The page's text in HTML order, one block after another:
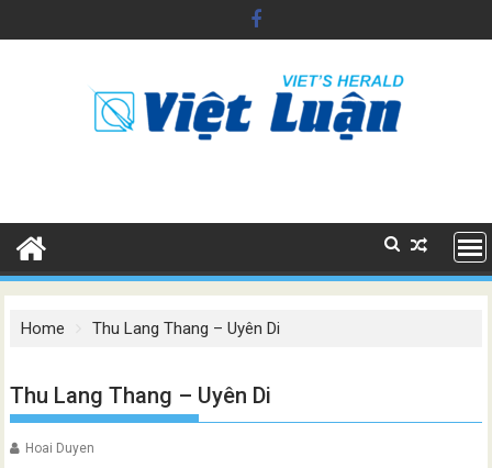
to
Home Thu Lang Thang – Uyên Di
Thu Lang Thang – Uyên Di
Hoai Duyen